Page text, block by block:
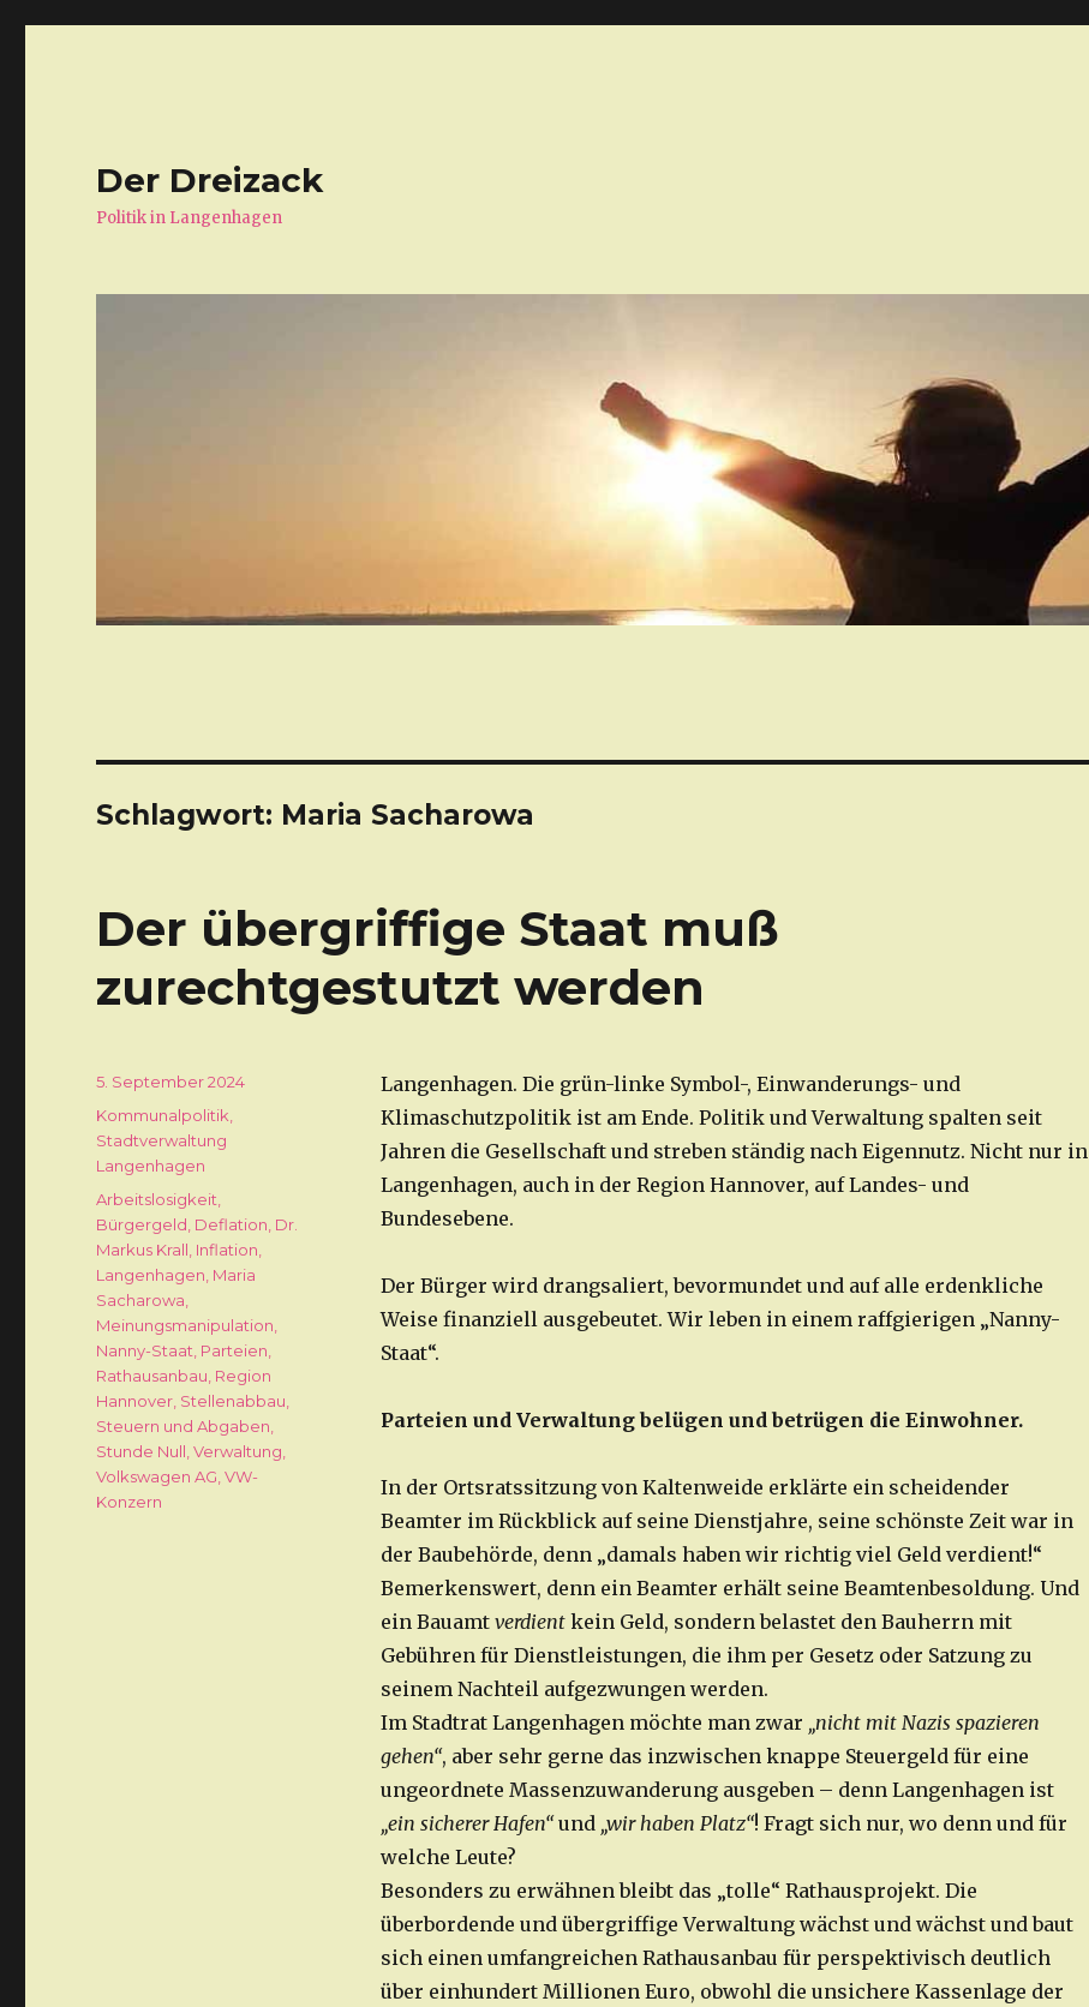
Der Dreizack
Politik in Langenhagen
Schlagwort: Maria Sacharowa
Der übergriffige Staat muß
zurechtgestutzt werden
Langenhagen. Die grün-linke Symbol-, Einwanderungs- und
Klimaschutzpolitik ist am Ende. Politik und Verwaltung spalten seit
Jahren die Gesellschaft und streben ständig nach Eigennutz. Nicht nur in
Langenhagen, auch in der Region Hannover, auf Landes- und
Bundesebene.
Der Bürger wird drangsaliert, bevormundet und auf alle erdenkliche
Weise finanziell ausgebeutet. Wir leben in einem raffgierigen „Nanny-
Staat“.
Parteien und Verwaltung belügen und betrügen die Einwohner.
In der Ortsratssitzung von Kaltenweide erklärte ein scheidender
Beamter im Rückblick auf seine Dienstjahre, seine schönste Zeit war in
der Baubehörde, denn „damals haben wir richtig viel Geld verdient!“
Bemerkenswert, denn ein Beamter erhält seine Beamtenbesoldung. Und
ein Bauamt verdientkein Geld, sondern belastet den Bauherrn mit
Gebühren für Dienstleistungen, die ihm per Gesetz oder Satzung zu
seinem Nachteil aufgezwungen werden.
Im Stadtrat Langenhagen möchte man zwar „nicht mit Nazis spazieren
gehen“, aber sehr gerne das inzwischen knappe Steuergeld für eine
ungeordnete Massenzuwanderung ausgeben – denn Langenhagen ist
„ein sicherer Hafen“und „wir haben Platz“! Fragt sich nur, wo denn und für
welche Leute?
Besonders zu erwähnen bleibt das „tolle“ Rathausprojekt. Die
überbordende und übergriffige Verwaltung wächst und wächst und baut
sich einen umfangreichen Rathausanbau für perspektivisch deutlich
über einhundert Millionen Euro, obwohl die unsichere Kassenlage der
Veröffentlicht
am
5. September 2024
Kategorien
Kommunalpolitik
Stadtverwaltung
Langenhagen
Schlagwörter
Arbeitslosigkeit
Bürgergeld Deflation Dr.
Markus Krall Inflation
Langenhagen Maria
Sacharowa
Meinungsmanipulation
Nanny-Staat Parteien
Rathausanbau Region
Hannover Stellenabbau
Steuern und Abgaben
Stunde Null ,Verwaltung
Volkswagen AG ,VW-
Konzern